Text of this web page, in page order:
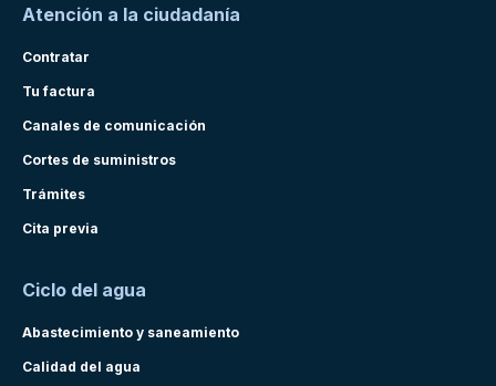
Atención a la ciudadanía
Contratar
Tu factura
Canales de comunicación
Cortes de suministros
Trámites
Cita previa
Ciclo del agua
Abastecimiento y saneamiento
Calidad del agua